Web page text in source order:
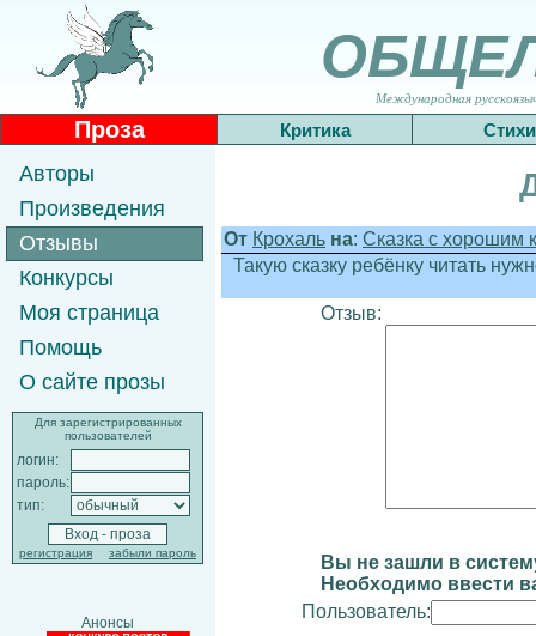
Международная
Проза Критика Стихи
Авторы
Произведения
Отзывы
Конкурсы
Моя страница
Помощь
О сайте прозы
Для зарегистрированных
пользователей
логин:
пароль:
тип:
регистрация забыли пароль
Анонсы
От Крохаль на: Сказка с хорошим
Такую сказку ребёнку читать
Отзыв:
Вы не зашли в
Необходимо ввести
Пользователь: